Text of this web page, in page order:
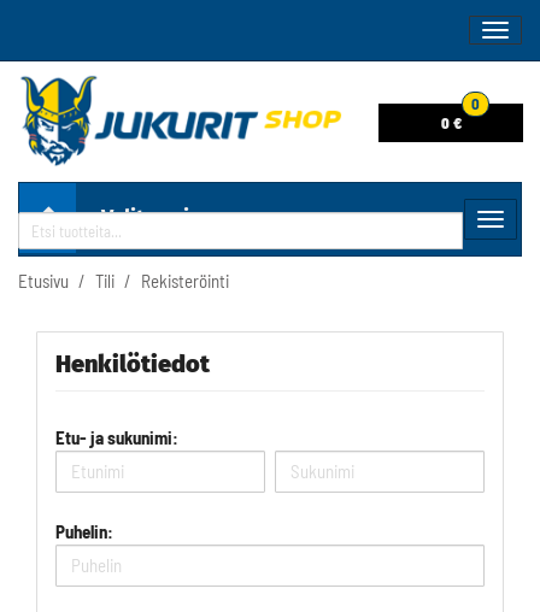
0 €
0
Haku
Valitse sivu
Etusivu Tili Rekisteröinti
Henkilötiedot
Etu- ja sukunimi:
Puhelin: